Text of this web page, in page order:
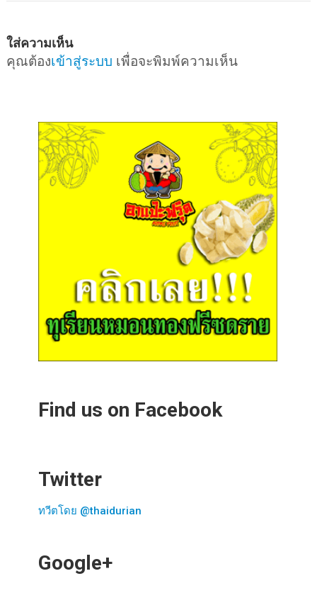
ใส่ความเห็น
คุณต้องเข้าสู่ระบบ เพื่อจะพิมพ์ความเห็น
Find us on Facebook
Twitter
ทวีตโดย @thaidurian
Google+